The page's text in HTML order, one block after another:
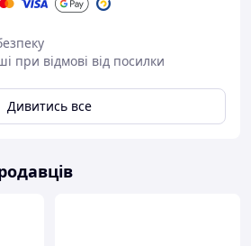
при відмові від посилки
Дивитись все